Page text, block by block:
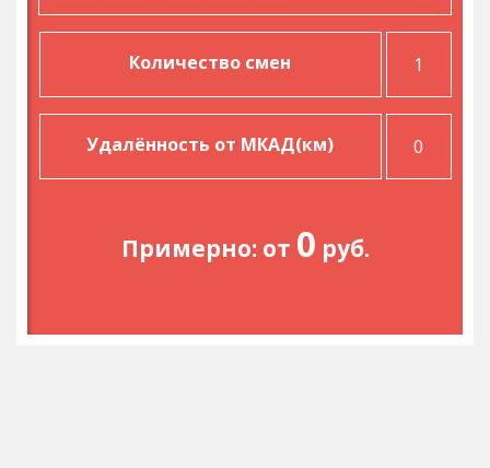
Количество смен
Удалённость от МКАД(км)
Примерно: от 0 руб.